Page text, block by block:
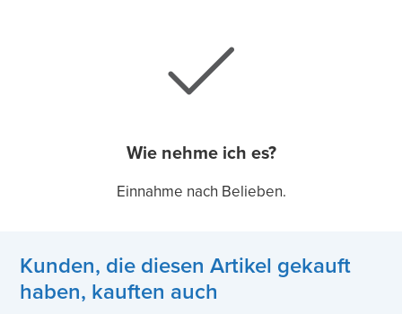
Wie nehme ich es?
Einnahme nach Belieben.
Kunden, die diesen Artikel gekauft
haben, kauften auch